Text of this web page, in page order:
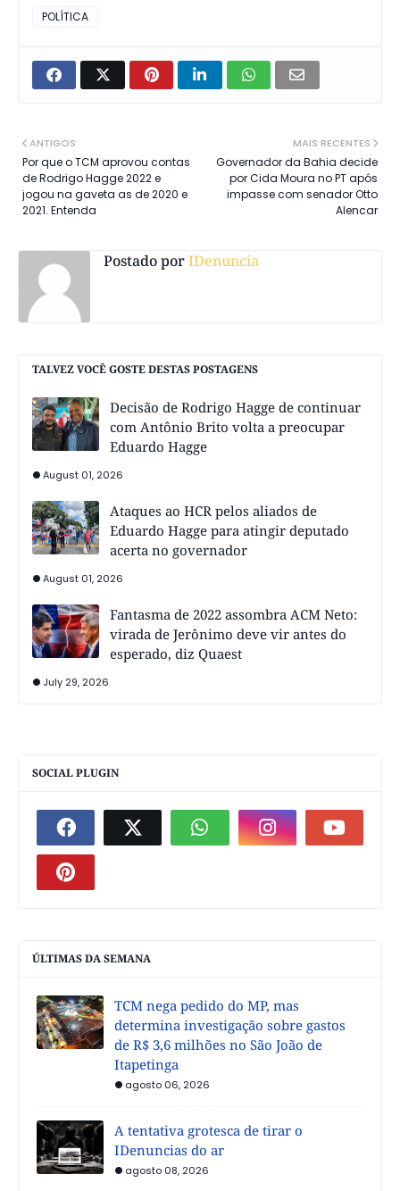
POLÍTICA
MAIS RECENTES
Governador da Bahia decide
por Cida Moura no PT após
impasse com senador Otto
Alencar
ANTIGOS
Por que o TCM aprovou contas
de Rodrigo Hagge 2022 e
jogou na gaveta as de 2020 e
2021. Entenda
Postado porIDenuncia
TALVEZ VOCÊ GOSTE DESTAS POSTAGENS
Decisão de Rodrigo Hagge de continuar
com Antônio Brito volta a preocupar
Eduardo Hagge
August 01, 2026
Ataques ao HCR pelos aliados de
Eduardo Hagge para atingir deputado
acerta no governador
August 01, 2026
Fantasma de 2022 assombra ACM Neto:
virada de Jerônimo deve vir antes do
esperado, diz Quaest
July 29, 2026
SOCIAL PLUGIN
ÚLTIMAS DA SEMANA
TCM nega pedido do MP, mas
determina investigação sobre gastos
de R$ 3,6 milhões no São João de
Itapetinga
agosto 06, 2026
A tentativa grotesca de tirar o
IDenuncias do ar
agosto 08, 2026